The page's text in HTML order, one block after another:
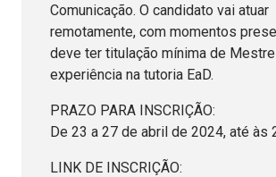
Comunicação. O candidato vai atuar
remotamente, com momentos
deve ter titulação mínima de
experiência na tutoria EaD.
PRAZO PARA INSCRIÇÃO:
De 23 a 27 de abril de 2024, até às
LINK DE INSCRIÇÃO: